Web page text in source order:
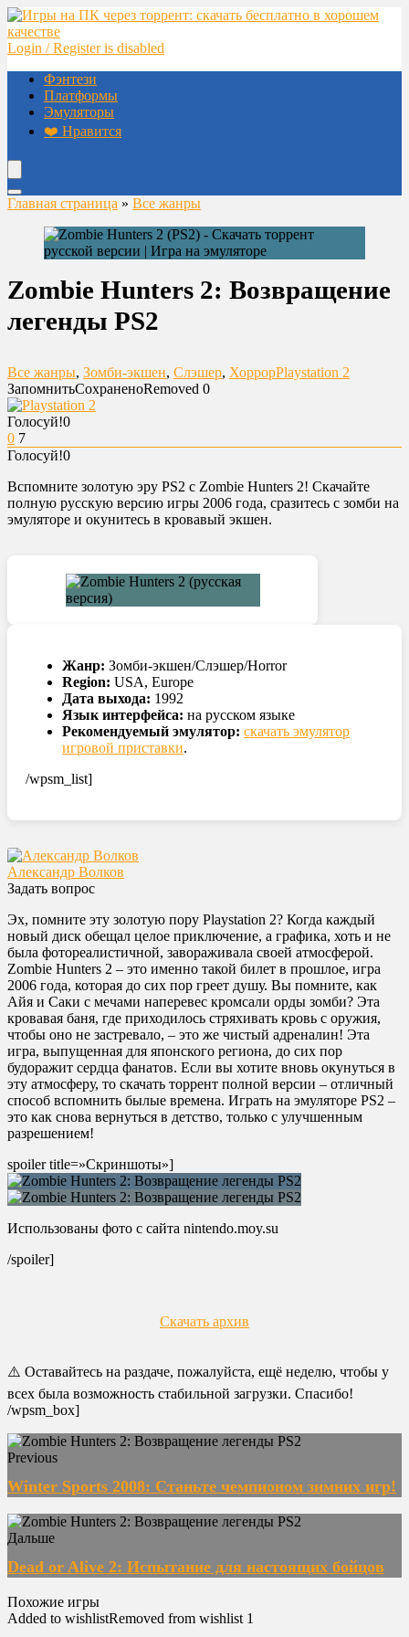
Login / Register is disabled
Фэнтези
Платформы
Эмуляторы
❤️ Нравится
Главная страница » Все жанры
Zombie Hunters 2: Возвращение
легенды PS2
Все жанры, Зомби-экшен, Слэшер, ХоррорPlaystation 2
ЗапомнитьСохраненоRemoved 0
Голосуй!0
0 7
Голосуй!0
Вспомните золотую эру PS2 с Zombie Hunters 2! Скачайте
полную русскую версию игры 2006 года, сразитесь с зомби на
эмуляторе и окунитесь в кровавый экшен.
Жанр: Зомби-экшен/Слэшер/Horror
Region: USA, Europe
Дата выхода: 1992
Язык интерфейса: на русском языке
Рекомендуемый эмулятор: скачать эмулятор
игровой приставки.
/wpsm_list]
Александр Волков
Задать вопрос
Эх, помните эту золотую пору Playstation 2? Когда каждый
новый диск обещал целое приключение, а графика, хоть и не
была фотореалистичной, завораживала своей атмосферой.
Zombie Hunters 2 – это именно такой билет в прошлое, игра
2006 года, которая до сих пор греет душу. Вы помните, как
Айя и Саки с мечами наперевес кромсали орды зомби? Эта
кровавая баня, где приходилось стряхивать кровь с оружия,
чтобы оно не застревало, – это же чистый адреналин! Эта
игра, выпущенная для японского региона, до сих пор
будоражит сердца фанатов. Если вы хотите вновь окунуться в
эту атмосферу, то скачать торрент полной версии – отличный
способ вспомнить былые времена. Играть на эмуляторе PS2 –
это как снова вернуться в детство, только с улучшенным
разрешением!
spoiler title=»Скриншоты»]
Использованы фото с сайта nintendo.moy.su
/spoiler]
Скачать архив
⚠️ Оставайтесь на раздаче, пожалуйста, ещё неделю, чтобы у
всех была возможность стабильной загрузки. Спасибо!
/wpsm_box]
Previous
Winter Sports 2008: Станьте чемпионом зимних игр!
Дальше
Dead or Alive 2: Испытание для настоящих бойцов
Похожие игры
Added to wishlistRemoved from wishlist 1